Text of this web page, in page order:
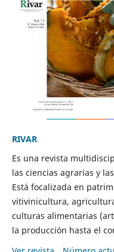
RIVAR
Es una revista
las ciencias agrarias y
Está focalizada en
vitivinicultura,
culturas alimentarias
la producción hasta el